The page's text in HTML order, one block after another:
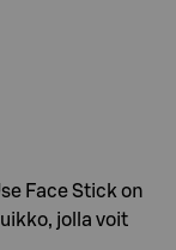
Face Stick on
jolla voit